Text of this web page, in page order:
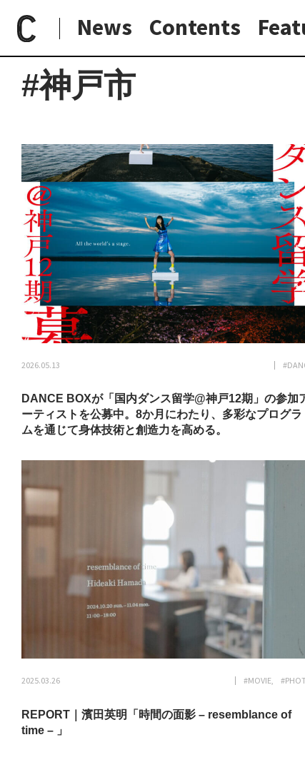
News Contents
日常と現場
paperC 地域 神戸市
#神戸市
2026.05.13
DANCE BOXが「国内ダンス留学@神戸12期」の参加
ーティストを公募中。8か月にわたり、多彩なプログラ
ムを通じて身体技術と創造力を高める。
2025.03.26 #MOVIE
REPORT｜濱田英明「時間の面影 – resemblance of
time – 」